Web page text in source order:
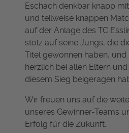
Eschach denkbar knapp mit
und teilweise knappen
auf der Anlage des TC
stolz auf seine Jungs, die
Titel gewonnen haben,
herzlich bei allen Eltern
diesem Sieg beigeragen
Wir freuen uns auf die
unseres Gewinner-Teams
Erfolg für die Zukunft.